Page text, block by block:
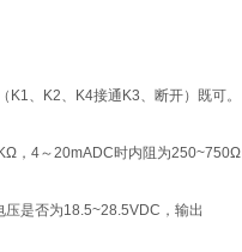
、K2、K4接通K3、断开）既可。
，4～20mADC时内阻为250~750Ω
压是否为18.5~28.5VDC，输出